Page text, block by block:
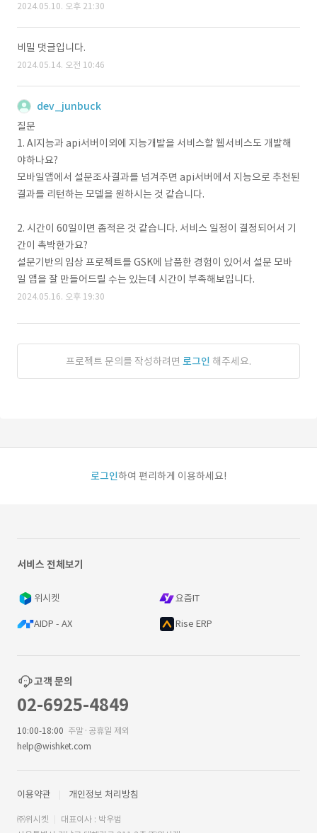
2024.05.10. 오후 21:30
비밀 댓글입니다.
2024.05.14. 오전 10:46
dev_junbuck
질문
1. AI지능과 api서버이외에 지능개발을 서비스할 웹서비스도 개발해
야하나요?
모바일앱에서 설문조사결과를 넘겨주면 api서버에서 지능으로 추천된
결과를 리턴하는 모델을 원하시는 것 같습니다.
2. 시간이 60일이면 좀적은 것 같습니다. 서비스 일정이 결정되어서 기
간이 촉박한가요?
설문기반의 임상 프로젝트를 GSK에 납품한 경험이 있어서 설문 모바
일 앱을 잘 만들어드릴 수는 있는데 시간이 부족해보입니다.
2024.05.16. 오후 19:30
프로젝트 문의를 작성하려면 로그인 해주세요.
로그인하여 편리하게 이용하세요!
서비스 전체보기
위시켓 요즘IT
AIDP - AX Rise ERP
고객 문의
02-6925-4849
10:00-18:00 주말·공휴일 제외
help@wishket.com
이용약관 개인정보 처리방침
㈜위시켓
대표이사 : 박우범